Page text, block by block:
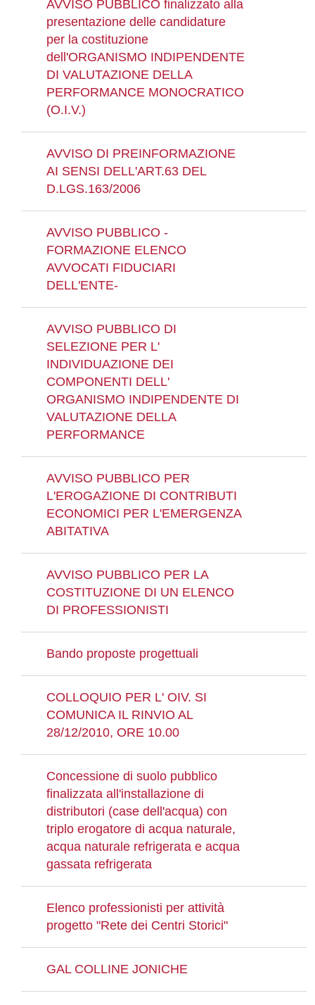
AVVISO PUBBLICO finalizzato alla
presentazione delle candidature
per la costituzione
dell'ORGANISMO INDIPENDENTE
DI VALUTAZIONE DELLA
PERFORMANCE MONOCRATICO
(O.I.V.)
AVVISO DI PREINFORMAZIONE
AI SENSI DELL'ART.63 DEL
D.LGS.163/2006
AVVISO PUBBLICO -
FORMAZIONE ELENCO
AVVOCATI FIDUCIARI
DELL'ENTE-
AVVISO PUBBLICO DI
SELEZIONE PER L'
INDIVIDUAZIONE DEI
COMPONENTI DELL'
ORGANISMO INDIPENDENTE DI
VALUTAZIONE DELLA
PERFORMANCE
AVVISO PUBBLICO PER
L'EROGAZIONE DI CONTRIBUTI
ECONOMICI PER L'EMERGENZA
ABITATIVA
AVVISO PUBBLICO PER LA
COSTITUZIONE DI UN ELENCO
DI PROFESSIONISTI
Bando proposte progettuali
COLLOQUIO PER L' OIV. SI
COMUNICA IL RINVIO AL
28/12/2010, ORE 10.00
Concessione di suolo pubblico
finalizzata all'installazione di
distributori (case dell'acqua) con
triplo erogatore di acqua naturale,
acqua naturale refrigerata e acqua
gassata refrigerata
Elenco professionisti per attività
progetto "Rete dei Centri Storici"
GAL COLLINE JONICHE